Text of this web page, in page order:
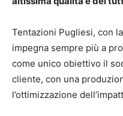
Tentazioni Pugliesi, con
impegna sempre più a
come unico obiettivo il
cliente, con una
l’ottimizzazione